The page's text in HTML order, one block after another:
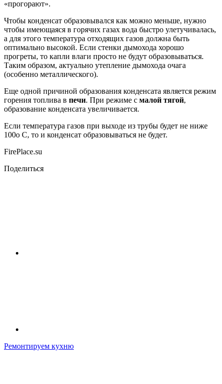
«прогорают».
Чтобы конденсат образовывался как можно меньше, нужно
чтобы имеющаяся в горячих газах вода быстро улетучивалась,
а для этого температура отходящих газов должна быть
оптимально высокой. Если стенки дымохода хорошо
прогреты, то капли влаги просто не будут образовываться.
Таким образом, актуально утепление дымохода очага
(особенно металлического).
Еще одной причиной образования конденсата является режим
горения топлива в печи. При режиме с малой тягой,
образование конденсата увеличивается.
Если температура газов при выходе из трубы будет не ниже
100o С, то и конденсат образовываться не будет.
FirePlace.su
Поделиться
Ремонтируем кухню